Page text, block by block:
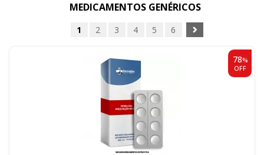
MEDICAMENTOS GENÉRICOS
1 2 3 4 5 6
78%
OFF